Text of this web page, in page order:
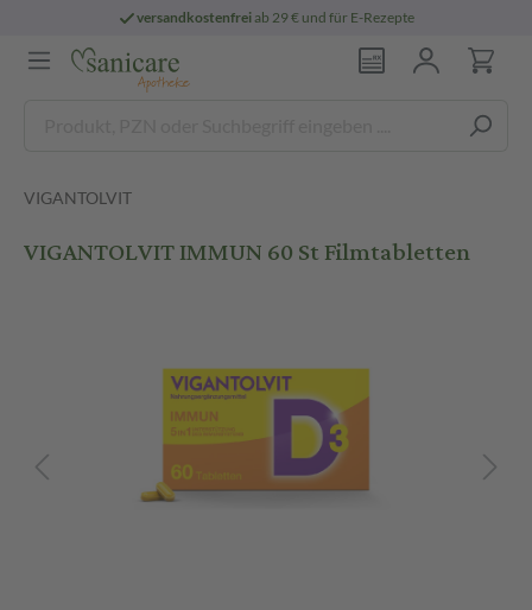
versandkostenfreiab 29 € und für E-Rezepte
VIGANTOLVIT
VIGANTOLVIT IMMUN 60 St Filmtabletten